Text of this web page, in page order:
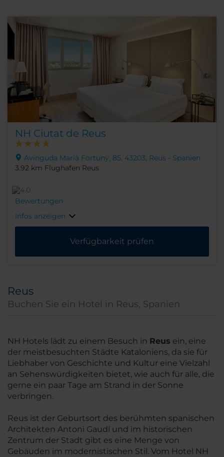
NH Ciutat de Reus
Avinguda Marià Fortuny, 85, 43203, Reus - Spanien
3.92 km Flughafen Reus
Bewertungen
Infos anzeigen
Verfügbarkeit prüfen
Reus
Buchen Sie ein Hotel in Reus, Spanien
NH Hotels lädt zu einem Besuch in Reus ein, eine
der meistbesuchten Städte Kataloniens, da sie für
Liebhaber von Geschichte und Kultur eine Vielzahl
an Sehenswürdigkeiten bietet, wie auch für alle, die
gerne ein paar Tage am Strand in der Sonne
verbringen.
Reus ist der Geburtsort des berühmten spanischen
Architekten Antoni Gaudí und im historischen
Zentrum der Stadt gibt es eine Menge von
Gebäuden im modernistischen Stil. Vom Hotel NH